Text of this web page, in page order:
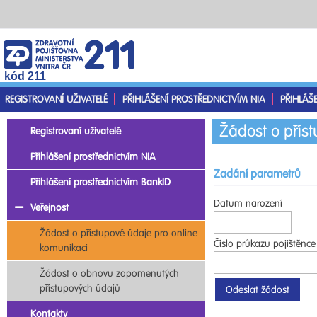
kód 211
REGISTROVANÍ UŽIVATELÉ
PŘIHLÁŠENÍ PROSTŘEDNICTVÍM NIA
Žádost o
Zadání parametrů
Datum narození
Číslo průkazu pojištěnce
Registrovaní uživatelé
Přihlášení prostřednictvím NIA
Přihlášení prostřednictvím BankID
Veřejnost
Žádost o přístupové údaje pro online
komunikaci
Žádost o obnovu zapomenutých
přístupových údajů
Kontakty